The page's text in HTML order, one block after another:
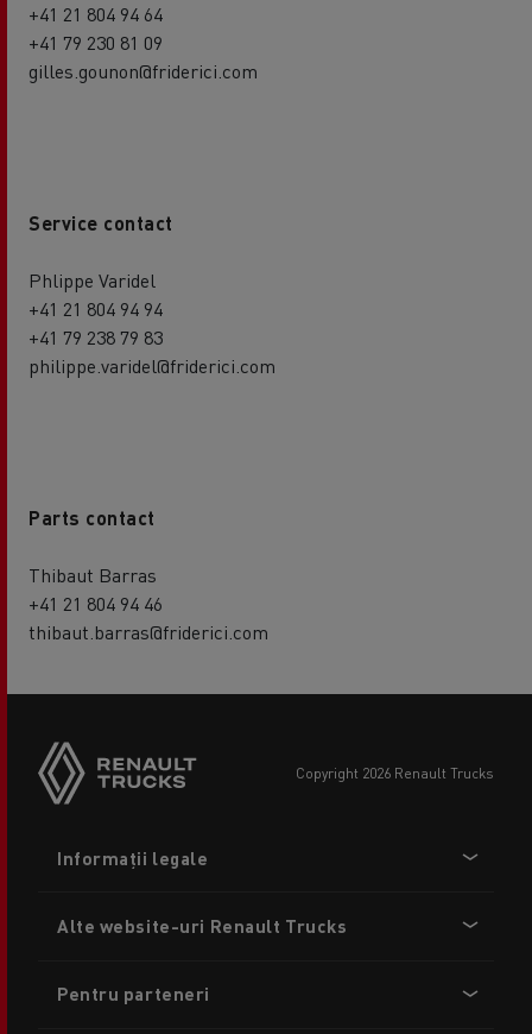
+41 21 804 94 64
+41 79 230 81 09
gilles.gounon@friderici.com
Service contact
Phlippe Varidel
+41 21 804 94 94
+41 79 238 79 83
philippe.varidel@friderici.com
Parts contact
Thibaut Barras
+41 21 804 94 46
thibaut.barras@friderici.com
copyright 2026 Renault Trucks
menu
Informații legale
Alte website-uri Renault Trucks
Pentru parteneri